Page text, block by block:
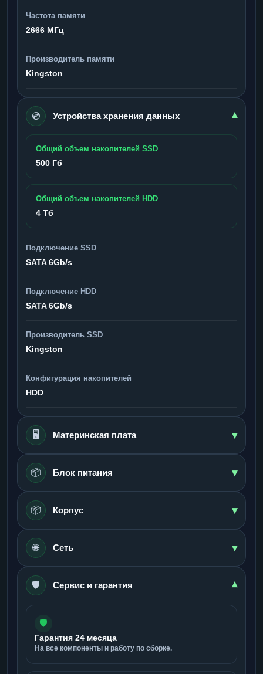
Частота памяти
2666 МГц
Производитель памяти
Kingston
💿 Устройства хранения данных ▾
Общий объем накопителей SSD
500 Гб
Общий объем накопителей HDD
4 Тб
Подключение SSD
SATA 6Gb/s
Подключение HDD
SATA 6Gb/s
Производитель SSD
Kingston
Конфигурация накопителей
HDD
🖥️ Материнская плата ▾
📦 Блок питания ▾
📦 Корпус ▾
🌐 Сеть ▾
🛡️ Сервис и гарантия ▾
🛡️
Гарантия 24 месяца
На все компоненты и работу по сборке.